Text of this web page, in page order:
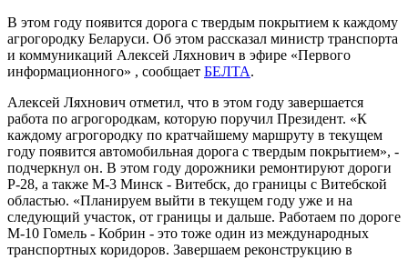
В этом году появится дорога с твердым покрытием к каждому
агрогородку Беларуси. Об этом рассказал министр транспорта
и коммуникаций Алексей Ляхнович в эфире «Первого
информационного» , сообщает БЕЛТА.
Алексей Ляхнович отметил, что в этом году завершается
работа по агрогородкам, которую поручил Президент. «К
каждому агрогородку по кратчайшему маршруту в текущем
году появится автомобильная дорога с твердым покрытием», -
подчеркнул он. В этом году дорожники ремонтируют дороги
Р-28, а также М-3 Минск - Витебск, до границы с Витебской
областью. «Планируем выйти в текущем году уже и на
следующий участок, от границы и дальше. Работаем по дороге
М-10 Гомель - Кобрин - это тоже один из международных
транспортных коридоров. Завершаем реконструкцию в